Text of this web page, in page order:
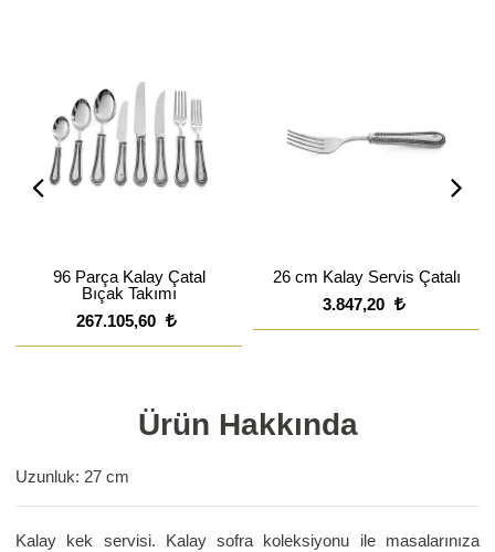
96 Parça Kalay Çatal
Bıçak Takımı
267.105,60
26 cm Kalay Servis Çatalı
3.847,20
Ürün Hakkında
Uzunluk: 27 cm
Kalay kek servisi. Kalay sofra koleksiyonu ile masalarınıza